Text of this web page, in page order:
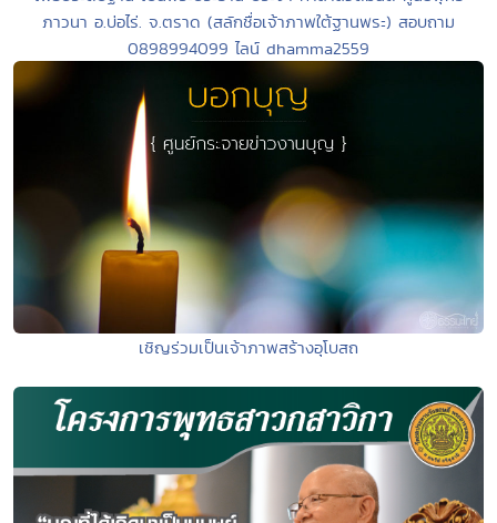
ภาวนา อ.บ่อไร่. จ.ตราด (สลักชื่อเจ้าภาพใต้ฐานพระ) สอบถาม
0898994099 ไลน์ dhamma2559
เชิญร่วมเป็นเจ้าภาพสร้างอุโบสถ